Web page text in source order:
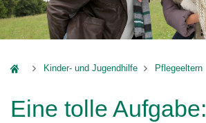
Das Rauhe Haus
Kinder- und Jugendhilfe Pflegeeltern
Eine tolle Aufgabe: